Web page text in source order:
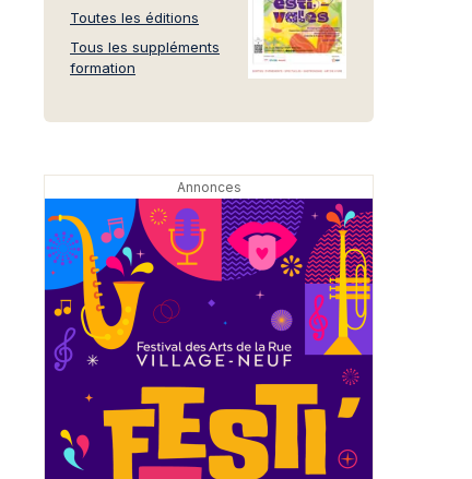
Toutes les éditions
Tous les suppléments
formation